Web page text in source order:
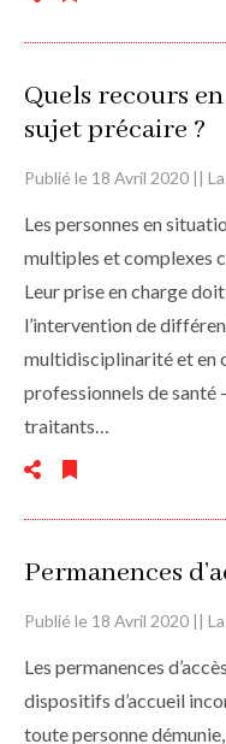
Quels recours
sujet précaire ?
Publié le 18 Avril 2020 ||
Les personnes en
multiples et complexes
Leur prise en charge
l’intervention de
multidisciplinarité et en
professionnels de santé
traitants…
Permanences
Publié le 18 Avril 2020 ||
Les permanences
dispositifs d’accueil
toute personne